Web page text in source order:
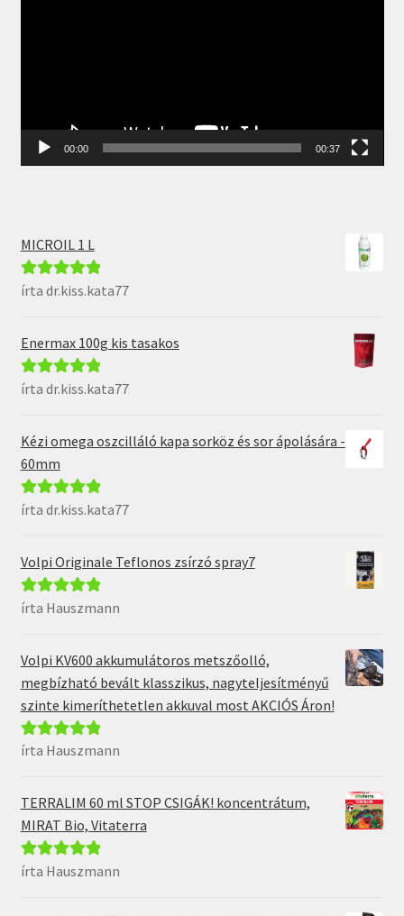
00:00 00:37
MICROIL 1 L
Értékelés:5 /
írta dr.kiss.kata77
Enermax 100g kis tasakos
Értékelés:5 /
írta dr.kiss.kata77
Kézi omega oszcilláló kapa sorköz és sor ápolására -
60mm
Értékelés:5 /
írta dr.kiss.kata77
Volpi Originale Teflonos zsírzó spray7
Értékelés:5/
írta Hauszmann
Volpi KV600 akkumulátoros metszőolló,
megbízható bevált klasszikus, nagyteljesítményű
szinte kimeríthetetlen akkuval most AKCIÓS Áron!
Értékelés:5/
írta Hauszmann
TERRALIM 60 ml STOP CSIGÁK! koncentrátum,
MIRAT Bio, Vitaterra
Értékelés:5/
írta Hauszmann